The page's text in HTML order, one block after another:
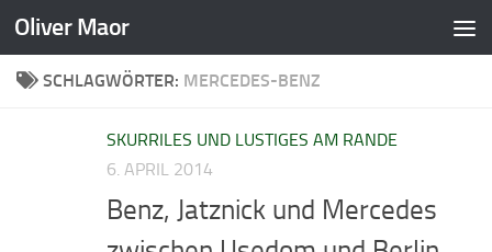
Zum Inhalt springen
Oliver Maor
SCHLAGWÖRTER: MERCEDES-BENZ
SKURRILES UND LUSTIGES AM RANDE
6. APRIL 2014
Benz, Jatznick und Mercedes